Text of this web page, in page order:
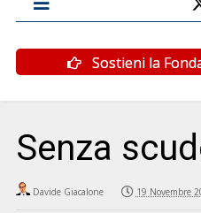
Sostieni la
Senza
Davide Giacalone 19 Novembre